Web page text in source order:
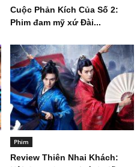
Cuộc Phản Kích Của Số 2:
Phim đam mỹ xứ Đài...
Phim
Review Thiên Nhai Khách: